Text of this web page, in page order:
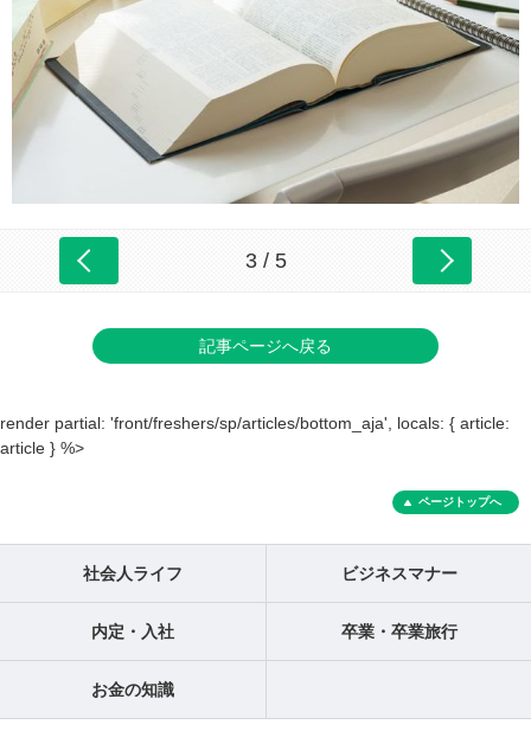
3 / 5
記事ページへ戻る
render partial: 'front/freshers/sp/articles/bottom_aja', locals: { article:
article } %>
ページトップへ
社会人ライフ ビジネスマナー
内定・入社 卒業・卒業旅行
お金の知識